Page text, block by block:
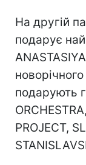
На другій
подарує
подарують
PROJECT,